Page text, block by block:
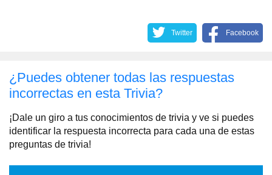
Twitter Facebook
¿Puedes obtener todas las respuestas
incorrectas en esta Trivia?
¡Dale un giro a tus conocimientos de trivia y ve si puedes
identificar la respuesta incorrecta para cada una de estas
preguntas de trivia!